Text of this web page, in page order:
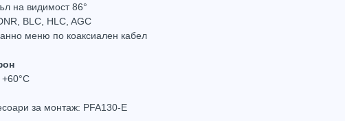
на видимост 86°
BLC, HLC, AGC
меню по коаксиален кабел
+60°С
за монтаж: PFA130-E